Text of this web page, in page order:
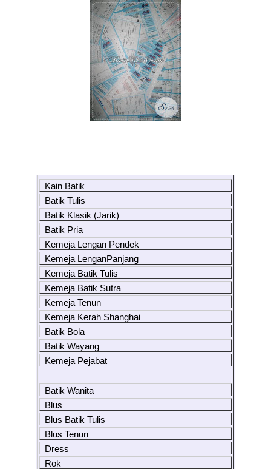
Kain Batik
Batik Tulis
Batik Klasik (Jarik)
Batik Pria
Kemeja Lengan Pendek
Kemeja LenganPanjang
Kemeja Batik Tulis
Kemeja Batik Sutra
Kemeja Tenun
Kemeja Kerah Shanghai
Batik Bola
Batik Wayang
Kemeja Pejabat
Batik Wanita
Blus
Blus Batik Tulis
Blus Tenun
Dress
Rok